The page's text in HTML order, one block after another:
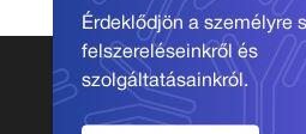
Érdeklődjön a személyre
felszereléseinkről és
szolgáltatásainkról.